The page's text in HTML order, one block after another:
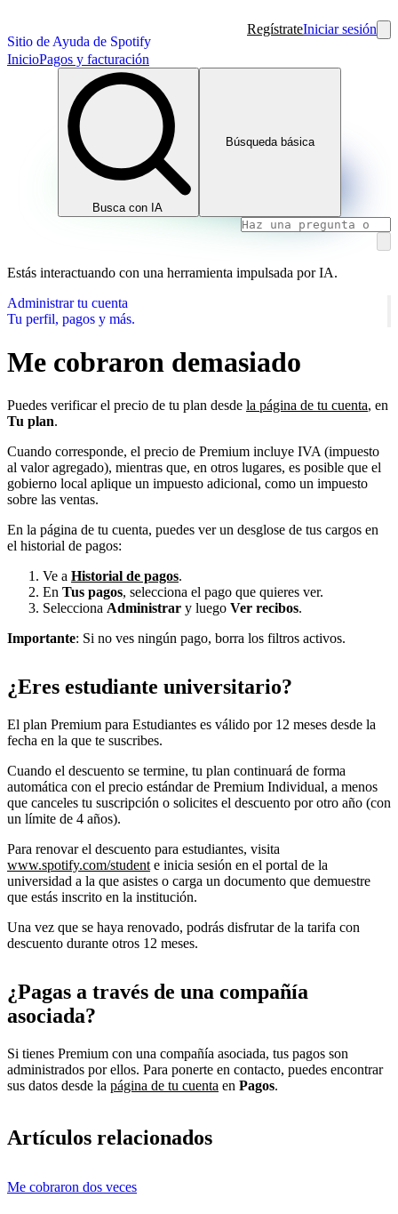
Sitio de Ayuda de Spotify
RegístrateIniciar sesión
InicioPagos y facturación
Busca con IA
Búsqueda básica
Estás interactuando con una herramienta impulsada por IA.
Administrar tu cuenta
Tu perfil, pagos y más.
Me cobraron demasiado
Puedes verificar el precio de tu plan desde la página de tu cuenta, en
Tu plan.
Cuando corresponde, el precio de Premium incluye IVA (impuesto
al valor agregado), mientras que, en otros lugares, es posible que el
gobierno local aplique un impuesto adicional, como un impuesto
sobre las ventas.
En la página de tu cuenta, puedes ver un desglose de tus cargos en
el historial de pagos:
Ve a Historial de pagos.
En Tus pagos, selecciona el pago que quieres ver.
Selecciona Administrar y luego Ver recibos.
Importante: Si no ves ningún pago, borra los filtros activos.
¿Eres estudiante universitario?
El plan Premium para Estudiantes es válido por 12 meses desde la
fecha en la que te suscribes.
Cuando el descuento se termine, tu plan continuará de forma
automática con el precio estándar de Premium Individual, a menos
que canceles tu suscripción o solicites el descuento por otro año (con
un límite de 4 años).
Para renovar el descuento para estudiantes, visita
www.spotify.com/student e inicia sesión en el portal de la
universidad a la que asistes o carga un documento que demuestre
que estás inscrito en la institución.
Una vez que se haya renovado, podrás disfrutar de la tarifa con
descuento durante otros 12 meses.
¿Pagas a través de una compañía
asociada?
Si tienes Premium con una compañía asociada, tus pagos son
administrados por ellos. Para ponerte en contacto, puedes encontrar
sus datos desde la página de tu cuenta en Pagos.
Artículos relacionados
Me cobraron dos veces